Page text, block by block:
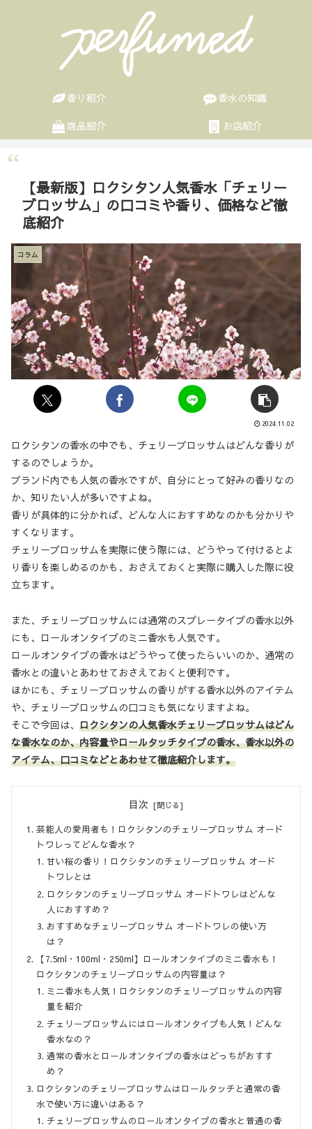
香り紹介
香水の知識
商品紹介
お店紹介
【最新版】ロクシタン人気香水「チェリー
ブロッサム」の口コミや香り、価格など徹
底紹介
コラム
2024.11.02
ロクシタンの香水の中でも、チェリーブロッサムはどんな香りが
するのでしょうか。
ブランド内でも人気の香水ですが、自分にとって好みの香りなの
か、知りたい人が多いですよね。
香りが具体的に分かれば、どんな人におすすめなのかも分かりや
すくなります。
チェリーブロッサムを実際に使う際には、どうやって付けるとよ
り香りを楽しめるのかも、おさえておくと実際に購入した際に役
立ちます。
また、チェリーブロッサムには通常のスプレータイプの香水以外
にも、ロールオンタイプのミニ香水も人気です。
ロールオンタイプの香水はどうやって使ったらいいのか、通常の
香水との違いとあわせておさえておくと便利です。
ほかにも、チェリーブロッサムの香りがする香水以外のアイテム
や、チェリーブロッサムの口コミも気になりますよね。
そこで今回は、 ロクシタンの人気香水チェリーブロッサムはどん
な香水なのか、内容量やロールタッチタイプの香水、香水以外の
アイテム、口コミなどとあわせて徹底紹介します。
目次
芸能人の愛用者も！ロクシタンのチェリーブロッサム オード
トワレってどんな香水？
甘い桜の香り！ロクシタンのチェリーブロッサム オード
トワレとは
ロクシタンのチェリーブロッサム オードトワレはどんな
人におすすめ？
おすすめなチェリーブロッサム オードトワレの使い方
は？
【7.5ml・100ml・250ml】ロールオンタイプのミニ香水も！
ロクシタンのチェリーブロッサムの内容量は？
ミニ香水も人気！ロクシタンのチェリーブロッサムの内容
量を紹介
チェリーブロッサムにはロールオンタイプも人気！どんな
香水なの？
通常の香水とロールオンタイプの香水はどっちがおすす
め？
ロクシタンのチェリーブロッサムはロールタッチと通常の香
水で使い方に違いはある？
チェリーブロッサムのロールオンタイプの香水と普通の香